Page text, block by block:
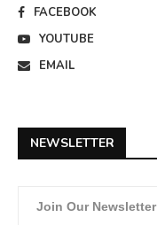
FACEBOOK
YOUTUBE
EMAIL
NEWSLETTER
Join Our Newsletter